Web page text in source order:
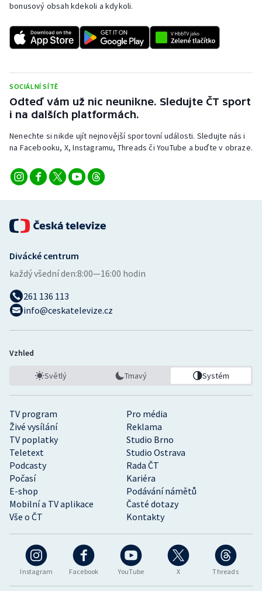
Sportovní střelba
Stolní tenis
Triatlon
Veslování
Volejbal
bonusový obsah kdekoli a kdykoli.
SOCIÁLNÍ SÍTĚ
Odteď vám už nic neunikne. Sledujte ČT sport
i na dalších platformách.
Nenechte si nikde ujít nejnovější sportovní události. Sledujte nás i
na Facebooku, X, Instagramu, Threads či YouTube a buďte v obraze.
Instagram Facebook YouTube X Threads
TV program
Pro média
Živé vysílání
Reklama
TV poplatky
Studio Brno
Teletext
Studio Ostrava
Podcasty
Rada ČT
Počasí
Kariéra
E-shop
Podávání námětů
Mobilní a TV aplikace
Časté dotazy
Vše o ČT
Kontakty
Divácké centrum
každý všední den:8:00—16:00 hodin
261 136 113
info@ceskatelevize.cz
Vzhled
Světlý Tmavý Systém